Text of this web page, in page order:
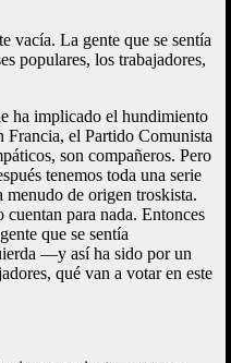
vacía. La gente que se sentía
populares, los trabajadores,
ha implicado el hundimiento
Francia, el Partido Comunista
son compañeros. Pero
tenemos toda una serie
menudo de origen troskista.
para nada. Entonces
que se sentía
—y así ha sido por un
qué van a votar en este